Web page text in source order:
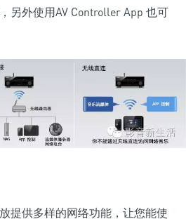
另外使用AV Controller App 也可
提供多样的网络功能，让您能使